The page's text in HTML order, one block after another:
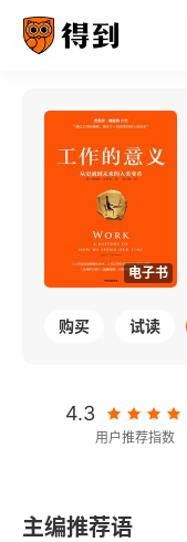
电子书
购买 试读
4.3
用户推荐指数
主编推荐语